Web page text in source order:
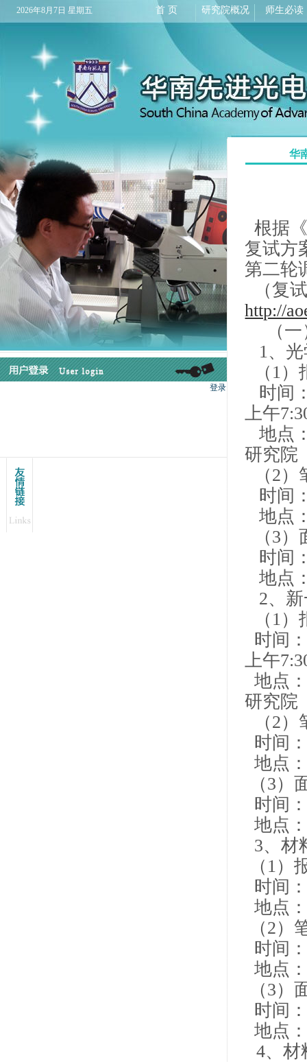
2026年8月7日 星期五 首 页 研究院概况 师生必读
华
根据
复试方
第二轮
（复
http://
（
1、光
（1）
时间
上午
地点
研究院
（2）
时间
地点
（3）
时间
地点
2、新
（1）
时间
上午
地点
研究院
（2）
时间
地点
（3）
时间
地点
3、材
（1）
时间
地点
（2）
时间
地点
（3）
时间
地点
4、材